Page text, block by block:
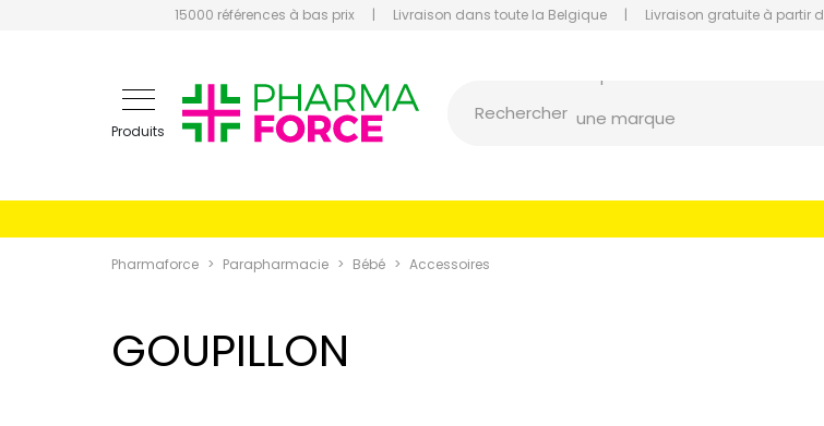
15000 références à bas prix | Livraison dans toute la Belgique | Livraison gratuite à partir
Produits
Pharmaforce Grande Pharmacie Amiens
Rechercher
un conseil
une marque
Pharmaforce Parapharmacie Bébé Accessoires
GOUPILLON